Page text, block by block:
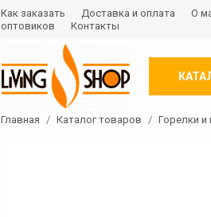
Как заказать Доставка и оплата О
оптовиков
Контакты
Главная Каталог товаров Горелки и